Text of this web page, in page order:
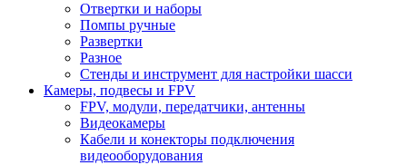
Отвертки и наборы
Помпы ручные
Развертки
Разное
Стенды и инструмент для настройки шасси
Камеры, подвесы и FPV
FPV, модули, передатчики, антенны
Видеокамеры
Кабели и конекторы подключения
видеооборудования